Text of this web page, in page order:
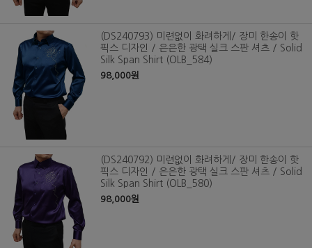
(DS240793) 미련없이 화려하게/ 장미 한송이 핫
픽스 디자인 / 은은한 광택 실크 스판 셔츠 / Solid
Silk Span Shirt (OLB_584)
98,000원
(DS240792) 미련없이 화려하게/ 장미 한송이 핫
픽스 디자인 / 은은한 광택 실크 스판 셔츠 / Solid
Silk Span Shirt (OLB_580)
98,000원